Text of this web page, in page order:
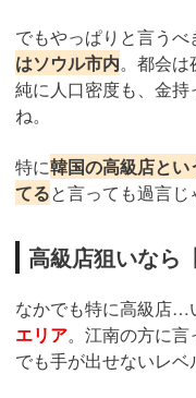
でもやっぱりと言う
はソウル市内。都会は
純に人口密度も、金
ね。
特に韓国の高級店と
てると言っても過言じ
高級店狙いなら
なかでも特に高級店…
エリア。江南の方に
でも手が出せないレベ